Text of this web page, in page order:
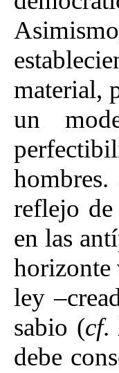
material,
un
reflejo
en las
horizonte
ley
sabio (cf.
debe